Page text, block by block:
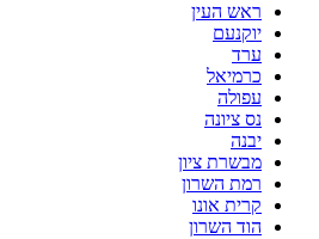
ראש העין
יוקנעם
ערד
כרמיאל
עפולה
נס ציונה
יבנה
מבשרת ציון
רמת השרון
קרית אונו
הוד השרון